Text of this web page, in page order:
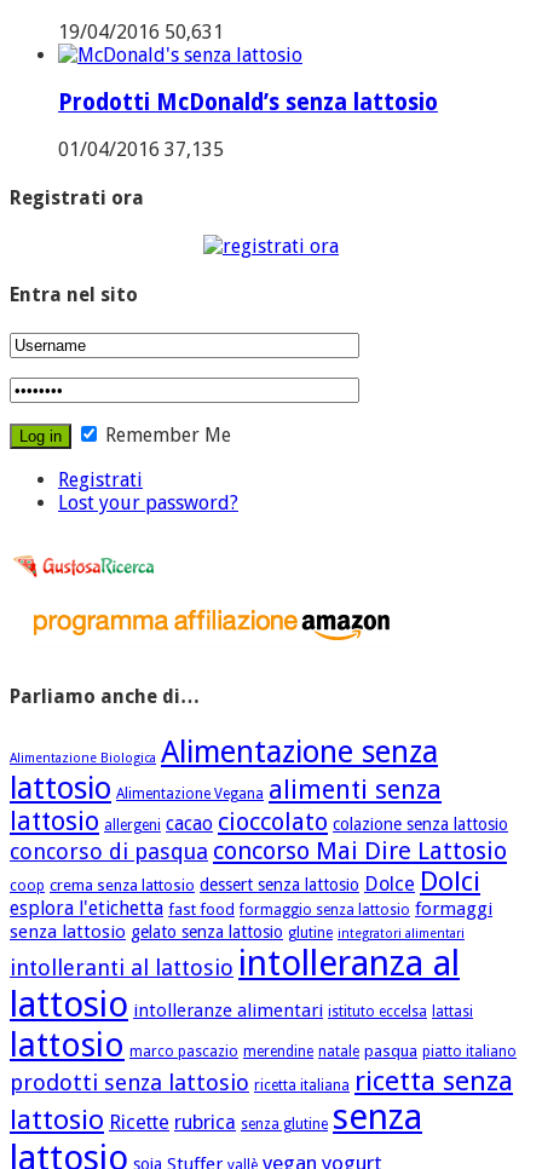
19/04/2016 50,631
Prodotti McDonald’s senza lattosio
01/04/2016 37,135
Registrati ora
Entra nel sito
Remember Me
Registrati
Lost your password?
Parliamo anche di…
Alimentazione Biologica Alimentazione senza
lattosio Alimentazione Vegana alimenti senza
lattosio allergeni cacao cioccolato colazione senza lattosio
concorso di pasqua concorso Mai Dire Lattosio
coop crema senza lattosio dessert senza lattosio Dolce Dolci
esplora l'etichetta fast food formaggio senza lattosio formaggi
senza lattosio gelato senza lattosio glutine integratori alimentari
intolleranti al lattosio intolleranza al
lattosio intolleranze alimentari istituto eccelsa lattasi
lattosio marco pascazio merendine natale pasqua piatto italiano
prodotti senza lattosio ricetta italiana ricetta senza
lattosio Ricette rubrica senza glutine senza
lattosio soia Stuffer vegan yogurt